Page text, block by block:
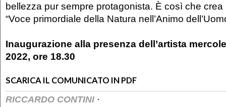
bellezza pur sempre protagonista. È così che crea
“Voce primordiale della Natura nell’Animo
Inaugurazione alla presenza dell’artista
2022, ore 18.30
SCARICA IL COMUNICATO IN PDF
RICCARDO CONTINI ·